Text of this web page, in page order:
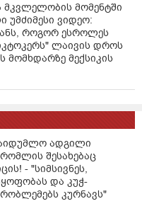
მომენტში
უმძიმესი ვიდეო:
როგორ ესროლეს
ლაივის დროს
მომხდარზე მექსიკის
ადგილი
შესახებაც
- "სიმსივნეს,
და კუჭ-
კურნავს"